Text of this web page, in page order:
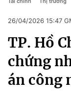
Chuyên mục
Chính trị
Xã hội
Pháp luật
Kinh tế
Thể thao
Truyền
Văn hóa -
26/04/2026 15:47
TP. Hồ
chứng
án công